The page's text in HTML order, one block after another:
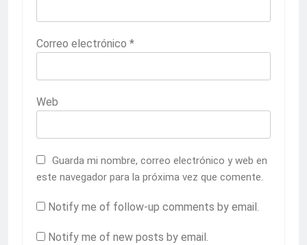
Correo electrónico *
Web
Guarda mi nombre, correo electrónico y web en
este navegador para la próxima vez que comente.
Notify me of follow-up comments by email.
Notify me of new posts by email.